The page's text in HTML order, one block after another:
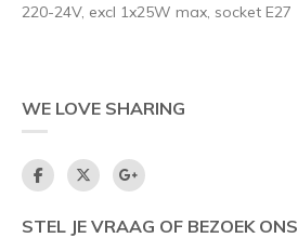
220-24V, excl 1x25W max, socket E27
WE LOVE SHARING
STEL JE VRAAG OF BEZOEK ONS